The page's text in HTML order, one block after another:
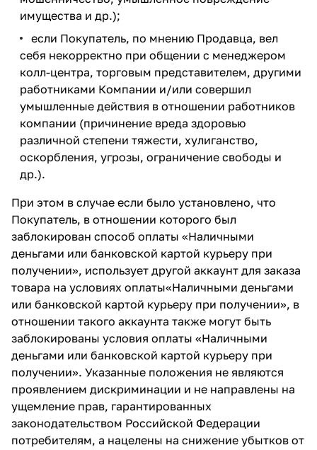
имущества и др.);
если Покупатель, по мнению Продавца, вел
себя некорректно при общении с менеджером
колл-центра, торговым представителем, другими
работниками Компании и/или совершил
умышленные действия в отношении работников
компании (причинение вреда здоровью
различной степени тяжести, хулиганство,
оскорбления, угрозы, ограничение свободы и
др.).
При этом в случае если было установлено, что
Покупатель, в отношении которого был
заблокирован способ оплаты «Наличными
деньгами или банковской картой курьеру при
получении», использует другой аккаунт для заказа
товара на условиях оплаты«Наличными деньгами
или банковской картой курьеру при получении», в
отношении такого аккаунта также могут быть
заблокированы условия оплаты «Наличными
деньгами или банковской картой курьеру при
получении». Указанные положения не являются
проявлением дискриминации и не направлены на
ущемление прав, гарантированных
законодательством Российской Федерации
потребителям, а нацелены на снижение убытков от